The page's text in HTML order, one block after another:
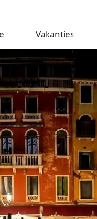
Vakanties